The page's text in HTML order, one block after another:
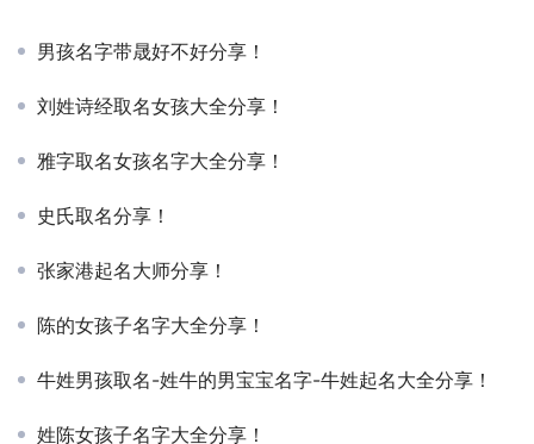
男孩名字带晟好不好分享！
刘姓诗经取名女孩大全分享！
雅字取名女孩名字大全分享！
史氏取名分享！
张家港起名大师分享！
陈的女孩子名字大全分享！
牛姓男孩取名-姓牛的男宝宝名字-牛姓起名大全分享！
姓陈女孩子名字大全分享！